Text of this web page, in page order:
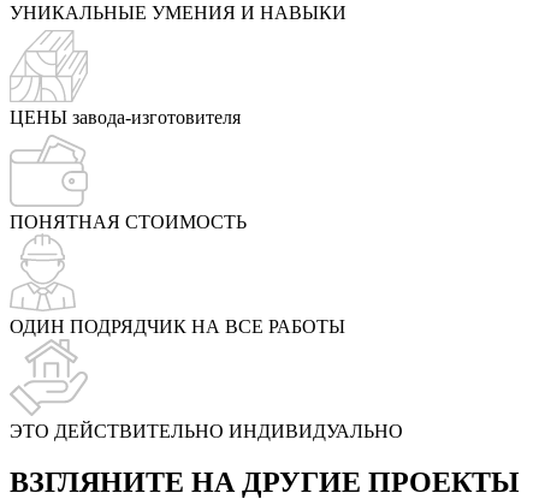
УНИКАЛЬНЫЕ УМЕНИЯ И НАВЫКИ
ЦЕНЫ завода-изготовителя
ПОНЯТНАЯ СТОИМОСТЬ
ОДИН ПОДРЯДЧИК НА ВСЕ РАБОТЫ
ЭТО ДЕЙСТВИТЕЛЬНО ИНДИВИДУАЛЬНО
ВЗГЛЯНИТЕ НА ДРУГИЕ ПРОЕКТЫ